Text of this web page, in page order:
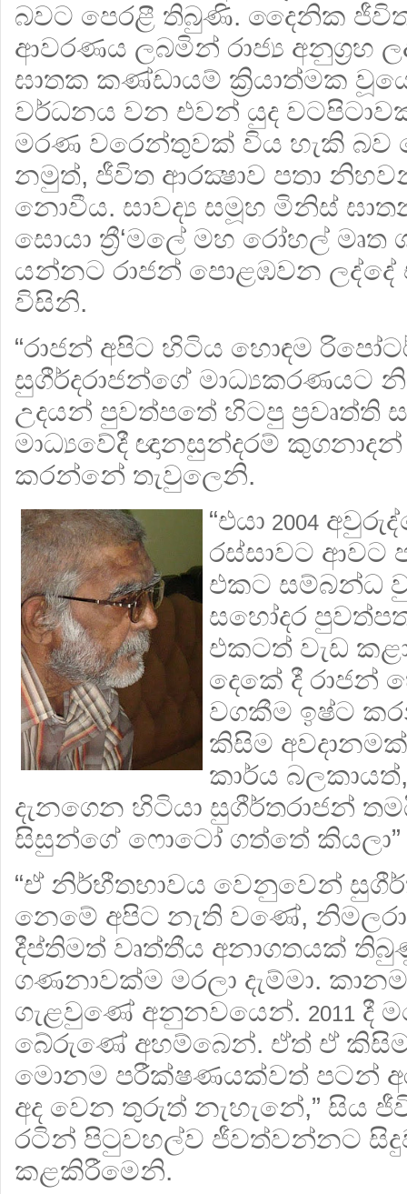
බවට පෙරළී තිබුණි. දෛනික
ආවරණය ලබමින් රාජ්‍ය අනුග්‍රහ
ඝාතක කණ්ඩායම් ක්‍රියාත්මක
වර්ධනය වන එවන් යුද
මරණ වරෙන්තුවක් විය හැකි බව
නමුත්, ජීවිත ආරක්‍ෂාව පතා
නොවීය. සාවද්‍ය සමූහ මිනිස්
සොයා ත්‍රී‘මලේ මහ රෝහල් මෘත
යන්නට රාජන් පොළඹවන ලද්දේ
විසිනි.
“රාජන් අපිට හිටිය හොඳම
සුගීර්දරාජන්ගේ මාධ්‍යකරණයට
උදයන් පුවත්පතේ හිටපු ප්‍රවෘත්ති
මාධ්‍යවේදී ඥානසුන්දරම්
කරන්නේ තැවුලෙනි.
“එයා 2004
රස්සාවට ආවට
එකට සම්බන්ධ
සහෝදර
එකටත් වැඩ
දෙකේ දී රාජන්
වගකීම ඉෂ්ට
කිසිම
කාර්ය
දැනගෙන හිටියා සුගීර්තරාජන්
සිසුන්ගේ ෆොටෝ ගත්තේ
“ඒ නිර්භීතභාවය වෙනුවෙන්
නෙමේ අපිට නැති වණේ,
දීප්තිමත් වෘත්තීය අනාගතයක්
ගණනාවක්ම මරලා දැම්මා.
ගැළවුණේ අනුනවයෙන්. 2011 දී
බේරුණේ අහම්බෙන්. ඒත් ඒ කිසිම
මොනම පරීක්ෂණයක්වත් පටන්
අද වෙන තුරුත් නැහැනේ,” සිය
රටින් පිටුවහල්ව ජීවත්වන්නට
කළකිරීමෙනි.